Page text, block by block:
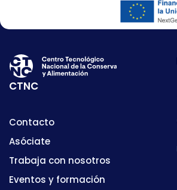
CTNC
Contacto
Asóciate
Trabaja con nosotros
Eventos y formación